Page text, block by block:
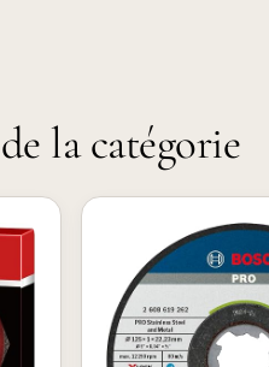
la catégorie